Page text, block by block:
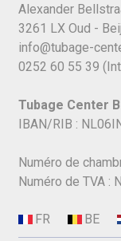
Alexander
3261 LX Oud -
info@tubage-
0252 60 55 39
Tubage Center
IBAN/RIB :
Numéro de
Numéro de TVA :